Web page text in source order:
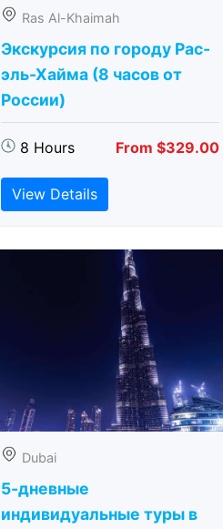
Ras Al-Khaimah
Экскурсия по городу Рас-
эль-Хайма (8 часов от
России)
8 Hours From $329.00
View Details
Dubai
5-дневные
индивидуальные туры в